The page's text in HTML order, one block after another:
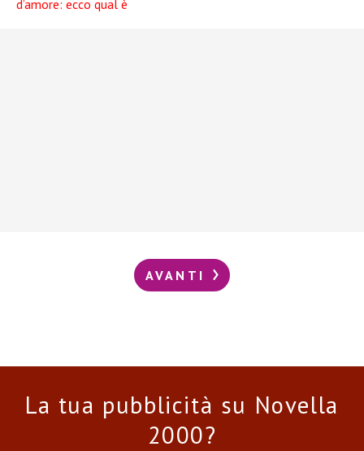
d’amore: ecco qual è
AVANTI
La tua pubblicità su Novella
2000?